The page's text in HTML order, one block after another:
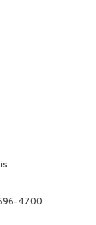
4700